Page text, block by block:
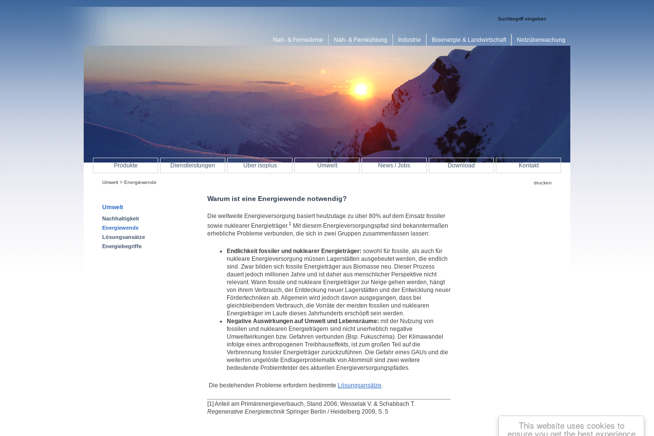
This website uses cookies to
ensure you get the best experience
Umwelt > Energiewende
Warum ist eine Energiewende notwendig?
Die weltweite Energieversorgung basiert heutzutage zu über 80% auf dem Einsatz fossiler
sowie nuklearer Energieträger.1
Mit diesem Energieversorgungspfad sind bekanntermaßen
erhebliche Probleme verbunden, die sich in zwei Gruppen zusammenfassen lassen:
Endlichkeit fossiler und nuklearer Energieträger: sowohl für fossile, als auch für
nukleare Energieversorgung müssen Lagerstätten ausgebeutet werden, die endlich
sind. Zwar bilden sich fossile Energieträger aus Biomasse neu. Dieser Prozess
dauert jedoch millionen Jahre und ist daher aus menschlicher Perspektive nicht
relevant. Wann fossile und nukleare Energieträger zur Neige gehen werden, hängt
von ihrem Verbrauch, der Entdeckung neuer Lagerstätten und der Entwicklung neuer
Fördertechniken ab. Allgemein wird jedoch davon ausgegangen, dass bei
gleichbleibendem Verbrauch, die Vorräte der meisten fossilen und nuklearen
Energieträger im Laufe dieses Jahrhunderts erschöpft sein werden.
Negative Auswirkungen auf Umwelt und Lebensräume: mit der Nutzung von
fossilen und nuklearen Energieträgern sind nicht unerheblich negative
Umweltwirkungen bzw. Gefahren verbunden (Bsp. Fukuschima). Der Klimawandel
infolge eines anthropogenen Treibhauseffekts, ist zum großen Teil auf die
Verbrennung fossiler Energieträger zurückzuführen. Die Gefahr eines GAUs und die
weiterhin ungelöste Endlagerproblematik von Atommüll sind zwei weitere
bedeutende Problemfelder des aktuellen Energieversorgungspfades.
Die bestehenden Probleme erfordern bestimmte Lösungsansätze.
[1] Anteil am Primärenergieverbauch, Stand 2006; Wesselak V. & Schabbach T.
Regenerative EnergietechnikSpringer Berlin / Heidelberg 2009, S. 5
drucken
Produkte Dienstleistungen Über isoplus Umwelt News / Jobs Download Kontakt
Umwelt
Nachhaltigkeit
Energiewende
Lösungsansätze
Energiebegriffe
Nah- & Fernwärme Nah- & Fernkühlung Industrie Bioenergie & Landwirtschaft Netzüberwachung